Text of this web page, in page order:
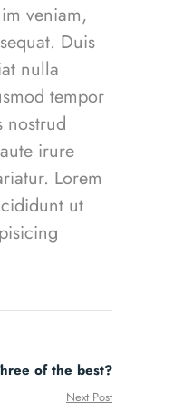
veniam,
Duis
nulla
tempor
nostrud
irure
Lorem
ut
of the best?
Next Post